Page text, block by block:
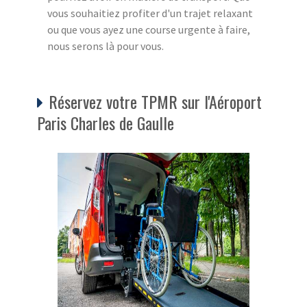
vous souhaitiez profiter d'un trajet relaxant
ou que vous ayez une course urgente à faire,
nous serons là pour vous.
Réservez votre TPMR sur l'Aéroport
Paris Charles de Gaulle